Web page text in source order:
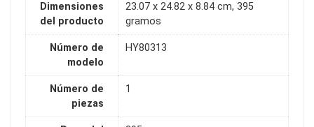
Dimensiones
del producto
23.07 x 24.82 x 8.84 cm, 395
gramos
Número de
modelo
HY80313
Número de
piezas
1